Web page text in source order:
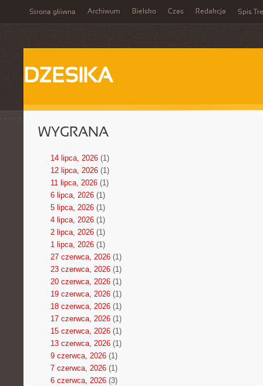
Strona główna Archiwum Bielsko Czas Redakcja Spis
DZESIKA
WYGRANA
14 lipca, 2026(1)
12 lipca, 2026(1)
11 lipca, 2026(1)
6 lipca, 2026(1)
5 lipca, 2026(1)
4 lipca, 2026(1)
2 lipca, 2026(1)
1 lipca, 2026(1)
27 czerwca, 2026(1)
23 czerwca, 2026(1)
20 czerwca, 2026(1)
19 czerwca, 2026(1)
18 czerwca, 2026(1)
17 czerwca, 2026(1)
15 czerwca, 2026(1)
13 czerwca, 2026(1)
9 czerwca, 2026(1)
7 czerwca, 2026(1)
6 czerwca, 2026(3)